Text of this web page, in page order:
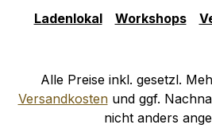
Ladenlokal
Workshops
Alle Preise inkl. gesetzl.
Versandkostenund ggf.
nicht anders